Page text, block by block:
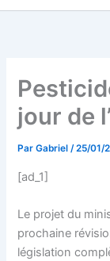
jour de
ParGabriel/25/01/
[ad_1]
Le projet du
prochaine
législation